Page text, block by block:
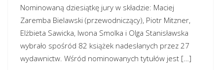
Nominowaną dziesiątkę jury w składzie: Maciej
Zaremba Bielawski (przewodniczący), Piotr Mitzner,
Elżbieta Sawicka, Iwona Smolka i Olga Stanisławska
wybrało spośród 82 książek nadesłanych przez 27
wydawnictw. Wśród nominowanych tytułów jest […]